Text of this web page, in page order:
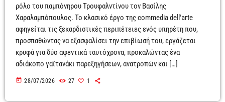
ρόλο του παμπόνηρου Τρουφαλντίνου τον Βασίλης
Χαραλαμπόπουλος. Το κλασικό έργο της commedia dell'arte
αφηγείται τις ξεκαρδιστικές περιπέτειες ενός υπηρέτη που,
προσπαθώντας να εξασφαλίσει την επιβίωσή του, εργάζεται
κρυφά για δύο αφεντικά ταυτόχρονα, προκαλώντας ένα
αδιάκοπο γαϊτανάκι παρεξηγήσεων, ανατροπών και […]
today 28/07/2026 27 1